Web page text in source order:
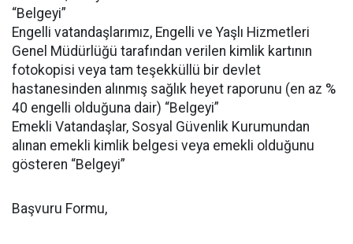
“Belgeyi”
Engelli vatandaşlarımız, Engelli ve Yaşlı Hizmetleri
Genel Müdürlüğü tarafından verilen kimlik kartının
fotokopisi veya tam teşekküllü bir devlet
hastanesinden alınmış sağlık heyet raporunu (en az %
40 engelli olduğuna dair) “Belgeyi”
Emekli Vatandaşlar, Sosyal Güvenlik Kurumundan
alınan emekli kimlik belgesi veya emekli olduğunu
gösteren “Belgeyi”
Başvuru Formu,